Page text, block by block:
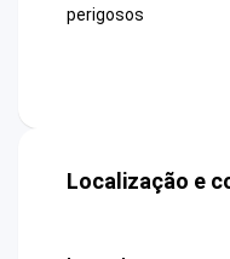
perigosos
Localização e